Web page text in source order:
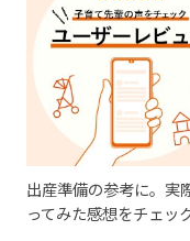
出産準備の参考に。実
ってみた感想をチェッ